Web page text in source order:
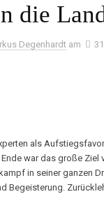
die
Degenhardt am
als
war das große
in seiner ganzen
Begeisterung.